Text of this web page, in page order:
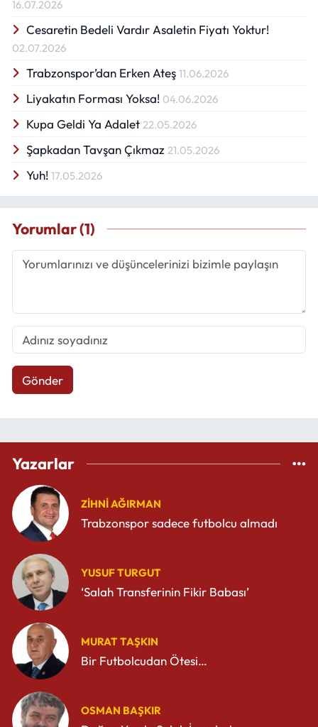
16.07.2026
Cesaretin Bedeli Vardır Asaletin Fiyatı Yoktur!
02.07.2026
Trabzonspor’dan Erken Ateş 11.06.2026
Liyakatın Forması Yoksa! 04.06.2026
Kupa Geldi Ya Adalet 22.05.2026
Şapkadan Tavşan Çıkmaz 21.05.2026
Yuh! 17.05.2026
Yorumlar (1)
Gönder
Yazarlar
ZIHNI AĞIRMAN
Trabzonspor sadece futbolcu almadı
YUSUF TURGUT
‘Salah Transferinin Fikir Babası’
MURAT TAŞKIN
Bir Futbolcudan Ötesi…
OSMAN BAŞKIR